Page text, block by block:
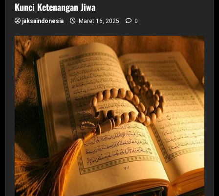
Kunci Ketenangan Jiwa
jaksaindonesia Maret 16, 2025 0